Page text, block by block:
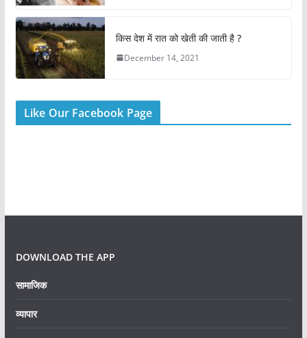
किस देश में रात को खेती की जाती है ?
December 14, 2021
Like Our Facebook Page
DOWNLOAD THE APP
सामाजिक
व्यापार